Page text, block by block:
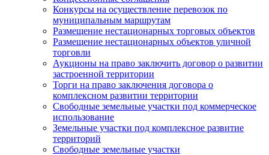
Конкурсы на осуществление перевозок по
муниципальным маршрутам
Размещение нестационарных торговых объектов
Размещение нестационарных объектов уличной
торговли
Аукционы на право заключить договор о развитии
застроенной территории
Торги на право заключения договора о
комплексном развитии территории
Свободные земельные участки под коммерческое
использование
Земельные участки под комплексное развитие
территорий
Свободные земельные участки